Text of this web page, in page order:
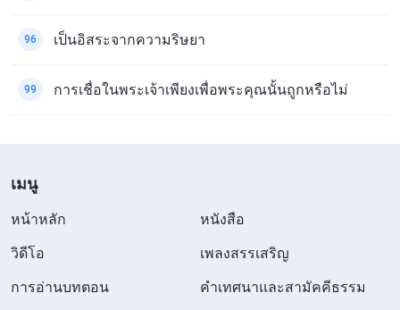
96 เป็นอิสระจากความริษยา
99 การเชื่อในพระเจ้าเพียงเพื่อพระคุณนั้นถูกหรือไม่
เมนู
หน้าหลัก
หนังสือ
วิดีโอ
เพลงสรรเสริญ
การอ่านบทตอน
คำเทศนาและสามัคคีธรรม